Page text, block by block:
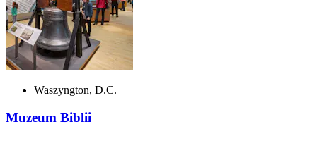
Waszyngton, D.C.
Muzeum Biblii